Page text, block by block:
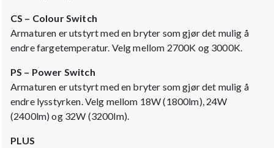
CS – Colour Switch
Armaturen er utstyrt med en bryter som gjør det mulig å
endre fargetemperatur. Velg mellom 2700K og 3000K.
PS – Power Switch
Armaturen er utstyrt med en bryter som gjør det mulig å
endre lysstyrken. Velg mellom 18W (1800lm), 24W
(2400lm) og 32W (3200lm).
PLUS